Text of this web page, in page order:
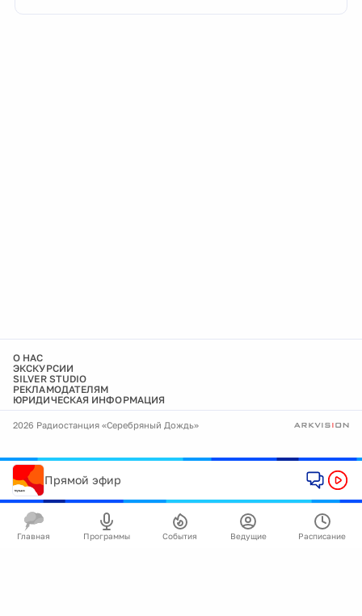
О НАС
ЭКСКУРСИИ
SILVER STUDIO
РЕКЛАМОДАТЕЛЯМ
ЮРИДИЧЕСКАЯ ИНФОРМАЦИЯ
2026 Радиостанция «Серебряный Дождь»
Прямой эфир
Главная Программы События Ведущие Расписание